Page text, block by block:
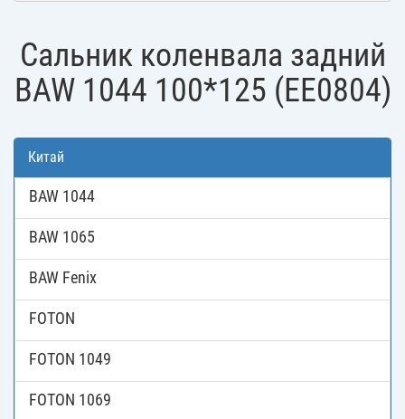
Сальник коленвала задний
BAW 1044 100*125 (EE0804)
Китай
BAW 1044
BAW 1065
BAW Fenix
FOTON
FOTON 1049
FOTON 1069